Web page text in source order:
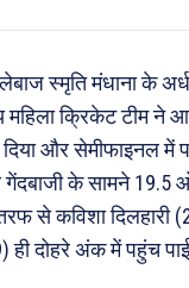
स्मृति मंधाना के
महिला क्रिकेट टीम ने
और सेमीफाइनल में
गेंदबाजी के सामने
से कविशा दिलहारी
दोहरे अंक में पहुंच